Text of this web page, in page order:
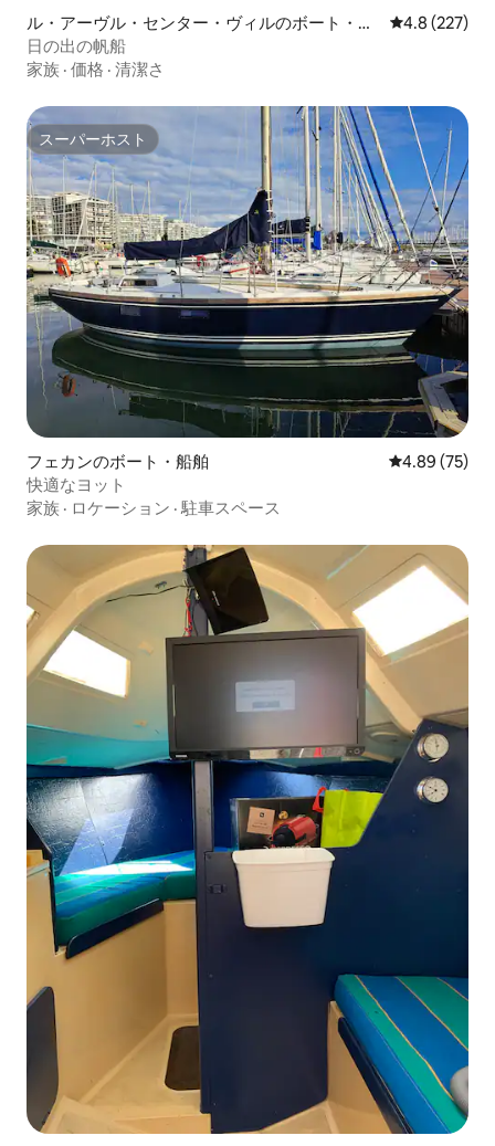
ル・アーヴル・センター・ヴィルのボート・船
舶
レビュー227
4.8 (227)
日の出の帆船
家族 · 価格 · 清潔さ
スーパーホスト
スーパーホスト
フェカンのボート・船舶 レビュー75
4.89 (75)
快適なヨット
家族 · ロケーション · 駐車スペース